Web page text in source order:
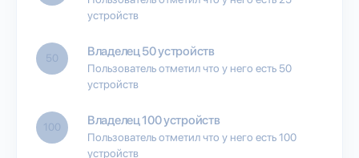
устройств
50 Владелец 50 устройств
Пользователь отметил что у него есть 50
устройств
100 Владелец 100 устройств
Пользователь отметил что у него есть 100
устройств